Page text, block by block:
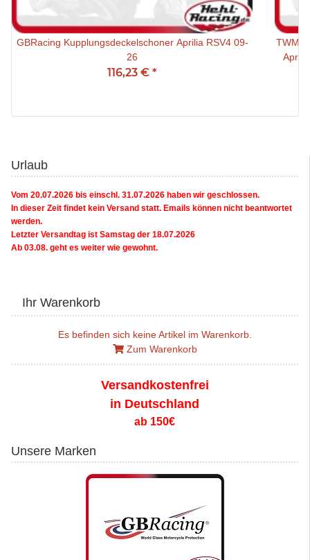
GBRacing Kupplungsdeckelschoner Aprilia RSV4 09-
26
116,23 € *
TWM
Urlaub
Vom 20.07.2026 bis einschl. 31.07.2026 haben wir geschlossen.
In dieser Zeit findet kein Versand statt. Emails können nicht beantwortet
werden.
Letzter Versandtag ist Samstag der 18.07.2026
Ab 03.08. geht es weiter wie gewohnt.
Ihr Warenkorb
Es befinden sich keine Artikel im Warenkorb.
Zum Warenkorb
Versandkostenfrei
in Deutschland
ab 150€
Unsere Marken